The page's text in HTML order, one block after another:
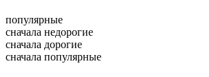
популярные
сначала недорогие
сначала дорогие
сначала популярные